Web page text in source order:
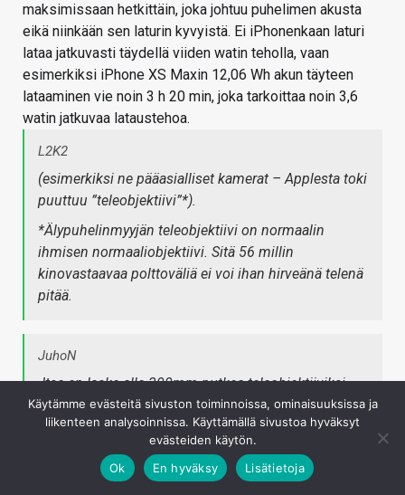
maksimissaan hetkittäin, joka johtuu puhelimen akusta
eikä niinkään sen laturin kyvyistä. Ei iPhonenkaan laturi
lataa jatkuvasti täydellä viiden watin teholla, vaan
esimerkiksi iPhone XS Maxin 12,06 Wh akun täyteen
lataaminen vie noin 3 h 20 min, joka tarkoittaa noin 3,6
watin jatkuvaa lataustehoa.
L2K2
(esimerkiksi ne pääasialliset kamerat – Applesta toki
puuttuu ”teleobjektiivi”*).
*Älypuhelinmyyjän teleobjektiivi on normaalin
ihmisen normaaliobjektiivi. Sitä 56 millin
kinovastaavaa polttoväliä ei voi ihan hirveänä telenä
pitää.
JuhoN
-Itse en laske alle 300mm putkea teleobjektiiviksi
Normaaliobjektiivi on polttoväliltään noin kuvakennon
lävistäjän kokoinen. Kinovastaava normaaliobjektiivin
polttoväli on siis noin 43 mm. Yli 50 mm:n kinovastaavaa
Käytämme evästeitä sivuston toiminnoissa, ominaisuuksissa ja
liikenteen analysoinnissa. Käyttämällä sivustoa hyväksyt
evästeiden käytön.
Ok
En hyväksy Lisätietoja